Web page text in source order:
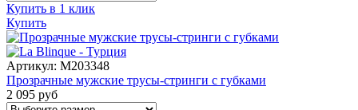
Купить в 1 клик
Купить
Артикул: M203348
Прозрачные мужские трусы-стринги с губками
2 095 руб